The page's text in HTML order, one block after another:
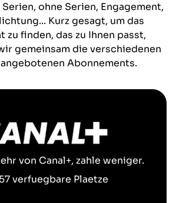
ohne Serien, Engagement,
Kurz gesagt, um das
zu finden, das zu Ihnen passt,
gemeinsam die verschiedenen
Abonnements.
von Canal+, zahle weniger.
57 verfuegbare Plaetze